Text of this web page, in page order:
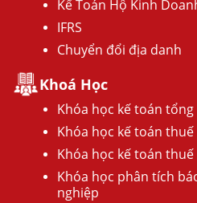
Kế Toán Hộ Kinh
IFRS
Chuyển đổi địa danh
Khoá Học
Khóa học kế toán
Khóa học kế toán thuế
Khóa học kế toán
Khóa học phân tích
nghiệp